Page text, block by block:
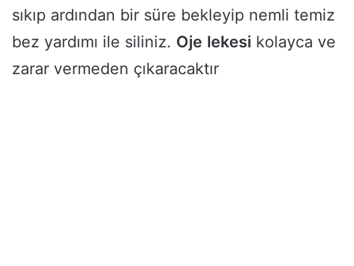
sıkıp ardından bir süre bekleyip nemli temiz
bez yardımı ile siliniz. Oje lekesi kolayca ve
zarar vermeden çıkaracaktır